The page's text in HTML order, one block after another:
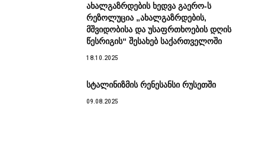
ახალგაზრდების ხედვა გაერო-ს
რეზოლუცია „ახალგაზრდების,
მშვიდობისა და უსაფრთხოების დღის
წესრიგის“ შესახებ საქართველოში
18.10.2025
სტალინიზმის რენესანსი რუსეთში
09.08.2025